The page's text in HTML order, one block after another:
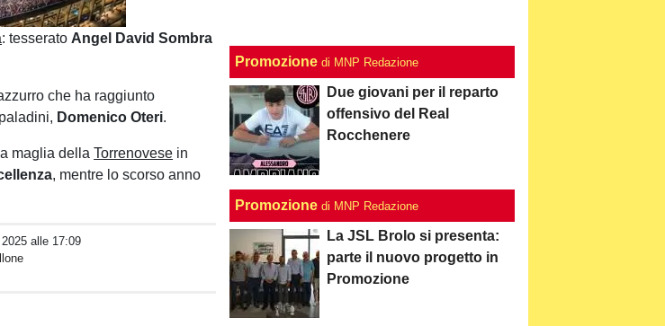
: tesserato Angel David Sombra
che ha raggiunto
DomenicoOteri.
maglia dellaTorrenovese in
, mentre lo scorso anno
alle 17:09
Promozione di MNP Redazione
Due giovani per il reparto
offensivo del Real
Rocchenere
Promozione di MNP Redazione
La JSL Brolo si presenta:
parte il nuovo progetto in
Promozione